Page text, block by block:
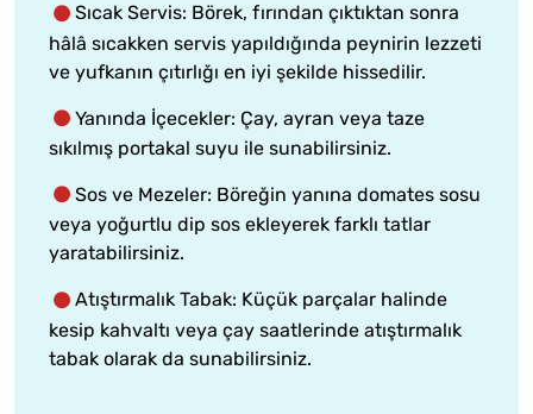
Sıcak Servis: Börek, fırından çıktıktan sonra
hâlâ sıcakken servis yapıldığında peynirin lezzeti
ve yufkanın çıtırlığı en iyi şekilde hissedilir.
Yanında İçecekler: Çay, ayran veya taze
sıkılmış portakal suyu ile sunabilirsiniz.
Sos ve Mezeler: Böreğin yanına domates sosu
veya yoğurtlu dip sos ekleyerek farklı tatlar
yaratabilirsiniz.
Atıştırmalık Tabak: Küçük parçalar halinde
kesip kahvaltı veya çay saatlerinde atıştırmalık
tabak olarak da sunabilirsiniz.